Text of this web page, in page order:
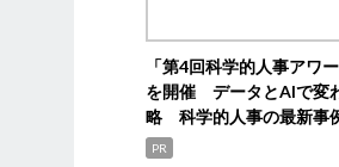
「第4回科学的人事アワ
を開催 データとAIで変
略 科学的人事の最新事
PR